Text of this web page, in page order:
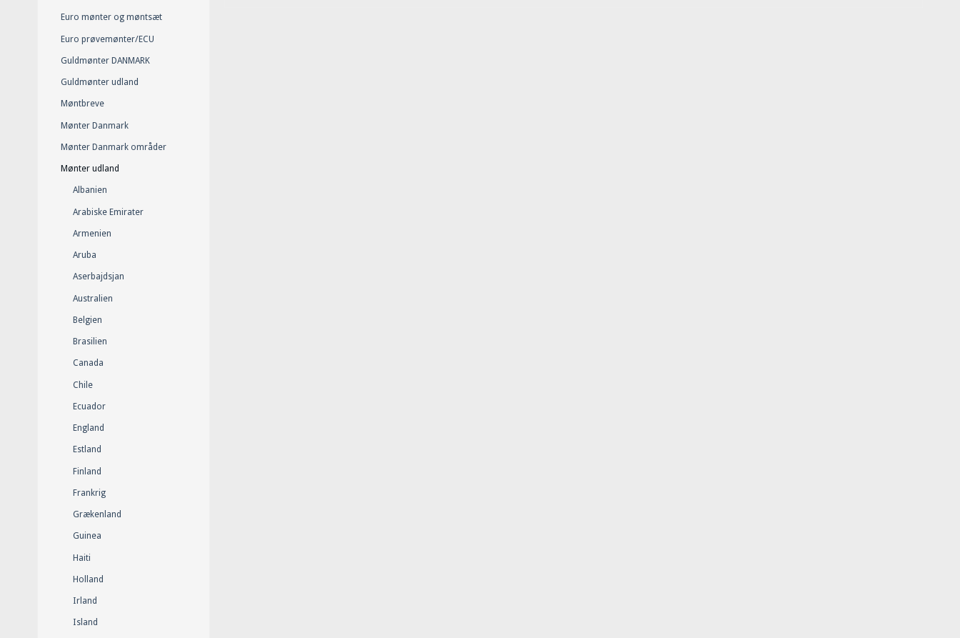
Euro mønter og møntsæt
Euro prøvemønter/ECU
Guldmønter DANMARK
Guldmønter udland
Møntbreve
Mønter Danmark
Mønter Danmark områder
Mønter udland
Albanien
Arabiske Emirater
Armenien
Aruba
Aserbajdsjan
Australien
Belgien
Brasilien
Canada
Chile
Ecuador
England
Estland
Finland
Frankrig
Grækenland
Guinea
Haiti
Holland
Irland
Island